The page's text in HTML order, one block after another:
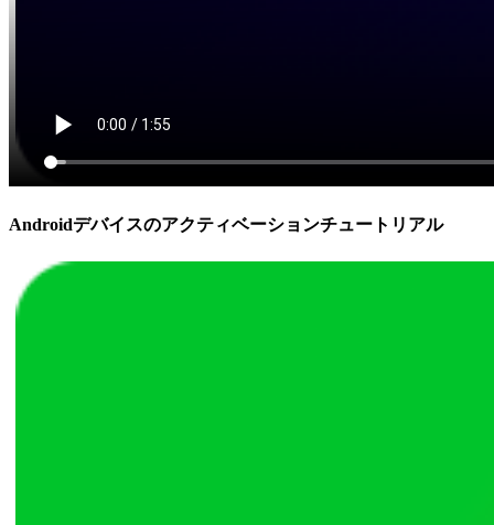
Androidデバイスのアクティベーションチュートリアル